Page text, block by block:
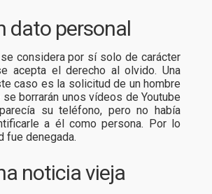
dato personal
considera por sí solo de carácter
acepta el derecho al olvido. Una
caso es la solicitud de un hombre
borrarán unos vídeos de Youtube
su teléfono, pero no había
a él como persona. Por lo
fue denegada.
noticia vieja